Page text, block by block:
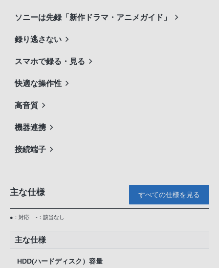
ソニーは先録「新作ドラマ・アニメガイド」
録り逃さない
スマホで録る・見る
快適な操作性
高音質
機器連携
接続端子
主な仕様 すべての仕様を見る
●：対応 -：該当なし
主な仕様
HDD(ハードディスク）容量